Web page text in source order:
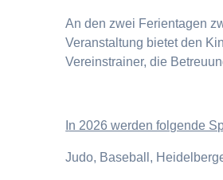
An den zwei Ferientagen
Veranstaltung bietet den
Vereinstrainer, die
n 2026 werden folgende
Judo, Baseball,